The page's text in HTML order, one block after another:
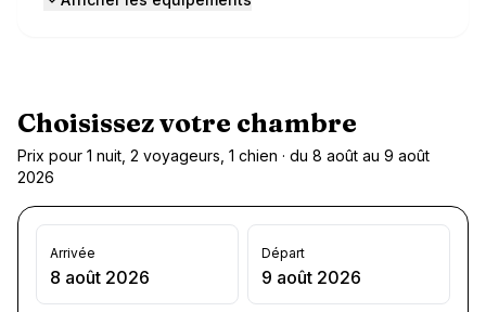
Choisissez votre chambre
Prix pour 1 nuit, 2 voyageurs, 1 chien · du 8 août au 9 août
2026
Arrivée
8 août 2026
Départ
9 août 2026